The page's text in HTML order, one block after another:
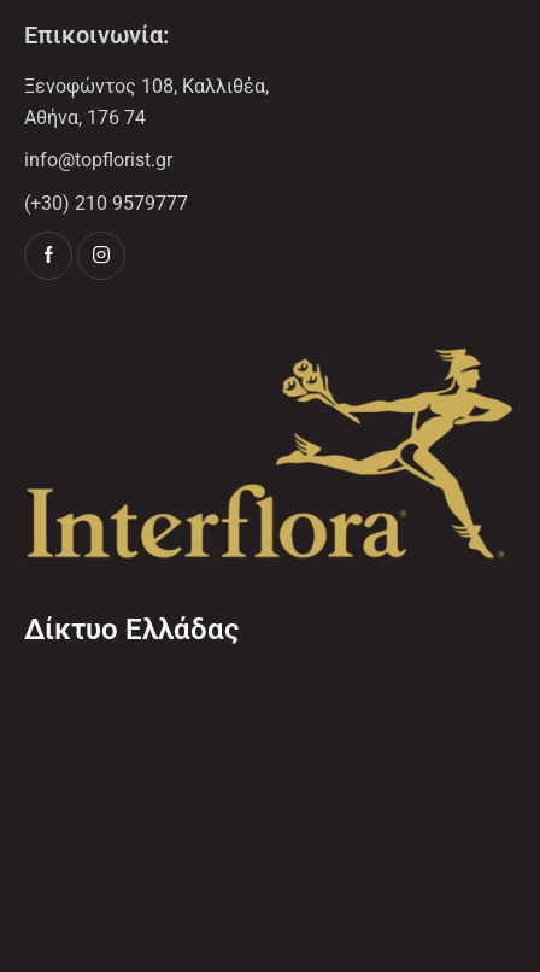
Επικοινωνία:
Ξενοφώντος 108, Καλλιθέα,
Αθήνα, 176 74
info@topflorist.gr
(+30) 210 9579777
Δίκτυο Ελλάδας